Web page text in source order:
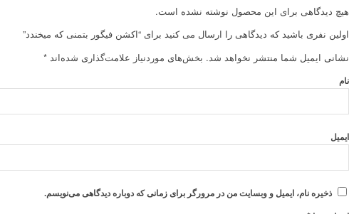
هیچ دیدگاهی برای این محصول نوشته نشده است.
اولین نفری باشید که دیدگاهی را ارسال می کنید برای “اکشن فیگور بتمنی که میخندد”
نشانی ایمیل شما منتشر نخواهد شد. بخش‌های موردنیاز علامت‌گذاری شده‌اند *
نام
ایمیل
ذخیره نام، ایمیل و وبسایت من در مرورگر برای زمانی که دوباره دیدگاهی می‌نویسم.